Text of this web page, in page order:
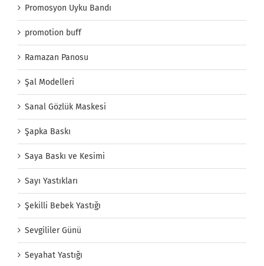
Promosyon Uyku Bandı
promotion buff
Ramazan Panosu
Şal Modelleri
Sanal Gözlük Maskesi
Şapka Baskı
Saya Baskı ve Kesimi
Sayı Yastıkları
Şekilli Bebek Yastığı
Sevgililer Günü
Seyahat Yastığı